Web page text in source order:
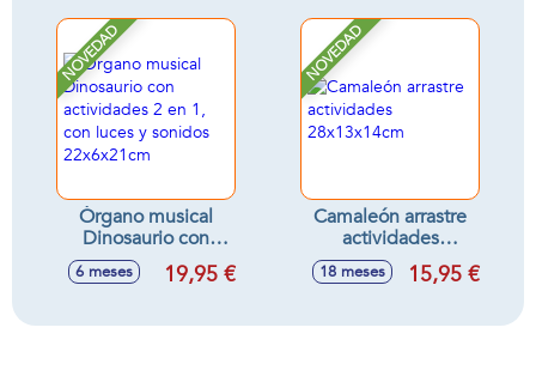
con sonidos
13x26x11cm
NOVEDAD
Órgano musical
Dinosaurio con
actividades 2 en 1,
con luces y sonidos
6 meses 19,95 €
NOVEDAD
Camaleón arrastre
actividades
28x13x14cm
18 meses 15,95 €